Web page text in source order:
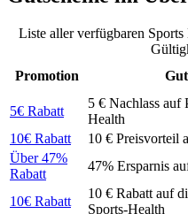
Liste aller verfügbaren
Promotion
5€ Rabatt
5 € Nachlass auf
Health
10€ Rabatt
10 € Preisvorteil
Über 47%
Rabatt
47% Ersparnis
10€ Rabatt
10 € Rabatt auf
Sports-Health